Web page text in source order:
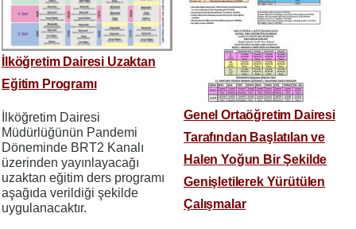
İlköğretim Dairesi Uzaktan
Eğitim Programı
İlköğretim Dairesi
Müdürlüğünün Pandemi
Döneminde BRT2 Kanalı
üzerinden yayınlayacağı
uzaktan eğitim ders programı
aşağıda verildiği şekilde
uygulanacaktır.
Genel Ortaöğretim Dairesi
Tarafından Başlatılan ve
Halen Yoğun Bir Şekilde
Genişletilerek Yürütülen
Çalışmalar